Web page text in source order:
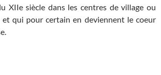
XIIe siècle dans les centres de village ou
et qui pour certain en deviennent le coeur